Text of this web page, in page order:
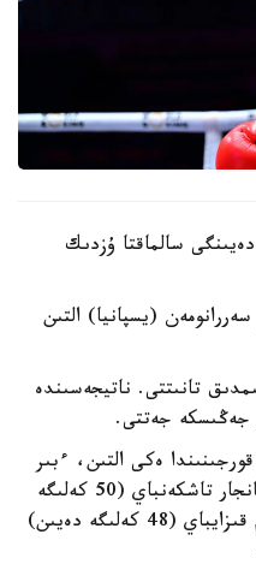
بوكسشى 55 كەلىگە دەيىنگى سالماقتا ۇزدىك
(يسپانيا) التىن
تانىتتى. ناتيجەسىندە
جەڭىسكە جەتتى.
ەكى التىن، ءبىر
كۇمىس مەدال بار. بۇعان دەيىن سانجار تاشكەنباي (50 كەلىگە
دەيىن) التىن مەدال يەلەنسە، نازىم قىزايباي (48 كەلىگە دەيىن)